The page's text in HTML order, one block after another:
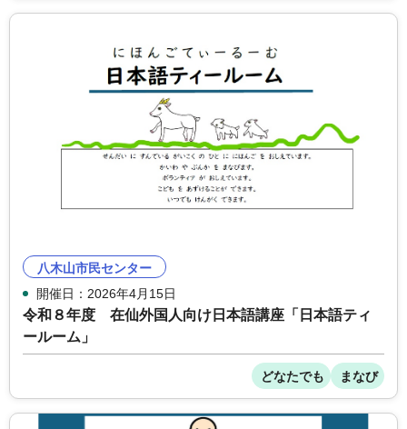
八木山市民センター
開催日：2026年4月15日
令和８年度 在仙外国人向け日本語講座「日本語ティ
ールーム」
どなたでも まなび